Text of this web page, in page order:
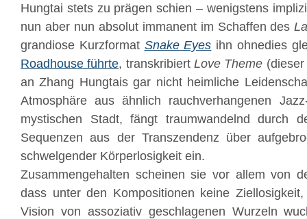
Hungtai stets zu prägen schien – wenigstens
nun aber nun absolut immanent im Schaffen des
grandiose Kurzformat Snake Eyes ihn ohnedies
Roadhouse führte, transkribiertLove Theme
an Zhang Hungtais gar nicht heimliche
Atmosphäre aus ähnlich rauchverhangenen
mystischen Stadt, fängt traumwandelnd durch
Sequenzen aus der Transzendenz über
schwelgender Körperlosigkeit ein.
Zusammengehalten scheinen sie vor allem von
dass unter den Kompositionen keine
Vision von assoziativ geschlagenen Wurzeln